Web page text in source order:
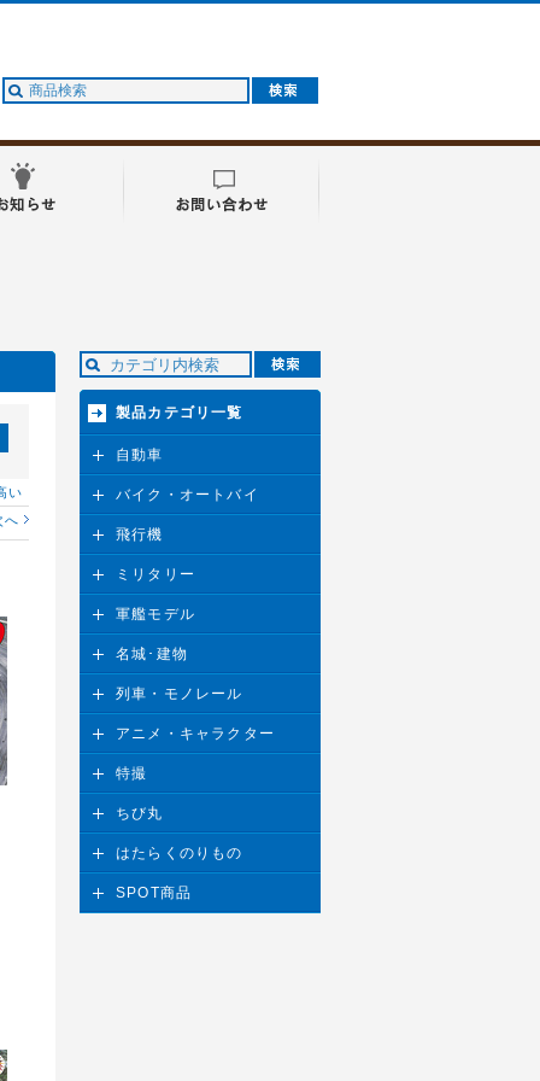
い
へ
製品カテゴリ一覧
自動車
バイク・オートバイ
飛行機
ミリタリー
軍艦モデル
名城･建物
列車・モノレール
アニメ・キャラクター
特撮
ちび丸
はたらくのりもの
SPOT商品